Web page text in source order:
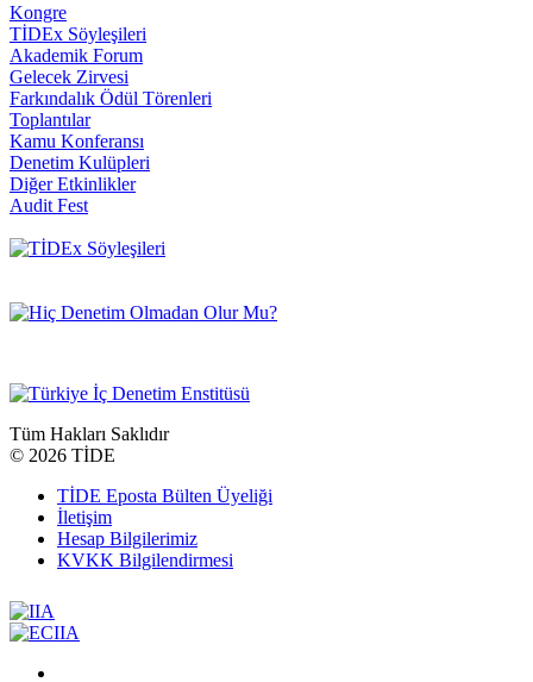
Kongre
TİDEx Söyleşileri
Akademik Forum
Gelecek Zirvesi
Farkındalık Ödül Törenleri
Toplantılar
Kamu Konferansı
Denetim Kulüpleri
Diğer Etkinlikler
Audit Fest
Tüm Hakları Saklıdır
© 2026 TİDE
TİDE Eposta Bülten Üyeliği
İletişim
Hesap Bilgilerimiz
KVKK Bilgilendirmesi